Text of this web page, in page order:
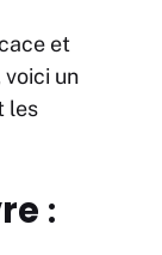
et
voici un
les
: